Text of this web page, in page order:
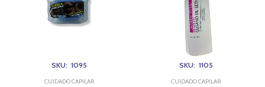
SKU: 1095
CUIDADO CAPILAR
SKU: 1105
CUIDADO CAPILAR